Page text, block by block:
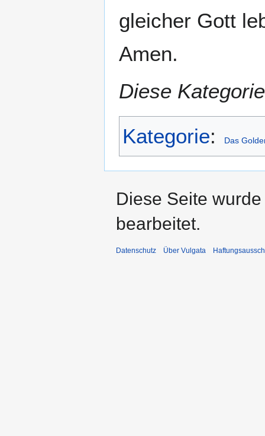
gleicher Gott
Amen.
Diese
Kategorie: Das
Diese Seite
bearbeitet.
Datenschutz Über Vulgata